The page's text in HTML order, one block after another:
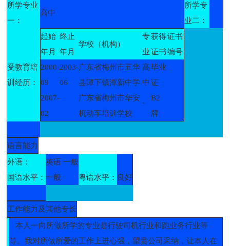
所学专业
一：
高中
所学专
业二：
受教育培
训经历：
起始
年月
终止
年月
学校（机构）
专
业
获得
证书
证书
编号
2000-
09
2003-
06
广东省梅州市五华
县潭下镇潭新中学
高
中
毕业
证
2007-
02
广东省梅州市华安
机动车培训学校
`
B2
牌
语言能力
外语：
英语 一般
国语水平：一般 粤语水平： 良好
工作能力及其他专长
本人一向所做所学的专业是行驶司机行业和跑业务行业等
等。我对所做所爱的工作上进心强，望贵公司采纳，让本人在